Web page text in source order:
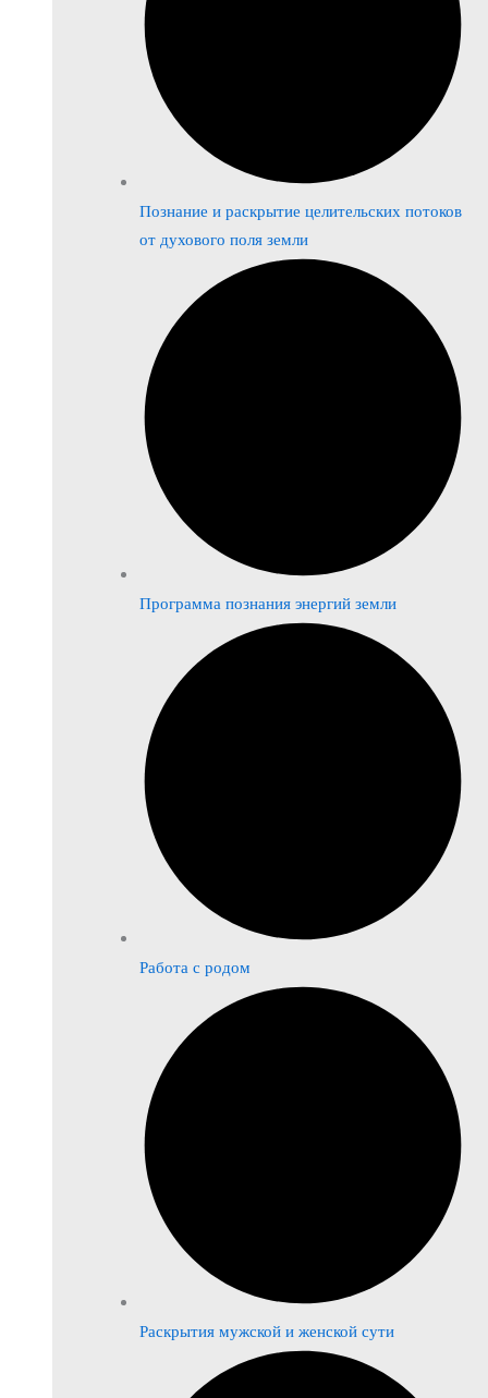
Познание и раскрытие целительских потоков
от духового поля земли
Программа познания энергий земли
Работа с родом
Раскрытия мужской и женской сути